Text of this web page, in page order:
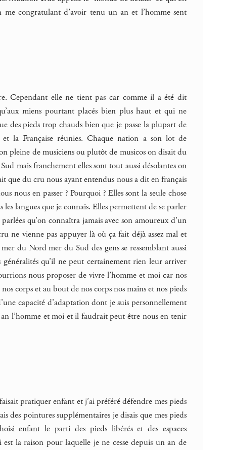
congratulant d’avoir tenu un an et l’homme sent
Cependant elle ne tient pas car comme il a été dit
miens pourtant placés bien plus haut et qui ne
des pieds trop chauds bien que je passe la plupart de
et la Française réunies. Chaque nation a son lot de
pleine de musiciens ou plutôt de musicos on disait du
mais franchement elles sont tout aussi désolantes on
que du cru nous ayant entendus nous a dit en français
nous en passer ? Pourquoi ? Elles sont la seule chose
langues que je connais. Elles permettent de se parler
qu’on connaîtra jamais avec son amoureux d’un
ne vienne pas appuyer là où ça fait déjà assez mal et
du Nord mer du Sud des gens se ressemblant aussi
qu’il ne peut certainement rien leur arriver
nous proposer de vivre l’homme et moi car nos
corps et au bout de nos corps nos mains et nos pieds
capacité d’adaptation dont je suis personnellement
an l’homme et moi et il faudrait peut-être nous en tenir
pratiquer enfant et j’ai préféré défendre mes pieds
des pointures supplémentaires je disais que mes pieds
enfant le parti des pieds libérés et des espaces
la raison pour laquelle je ne cesse depuis un an de